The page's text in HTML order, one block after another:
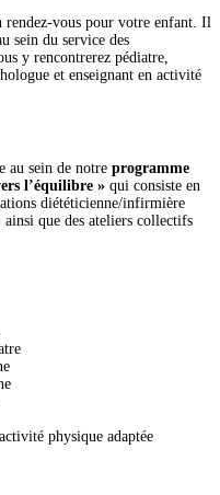
rendez-vous pour votre enfant. Il
sein du service des
y rencontrerez pédiatre,
et enseignant en activité
au sein de notre programme
l’équilibre » qui consiste en
diététicienne/infirmière
que des ateliers collectifs
physique adaptée